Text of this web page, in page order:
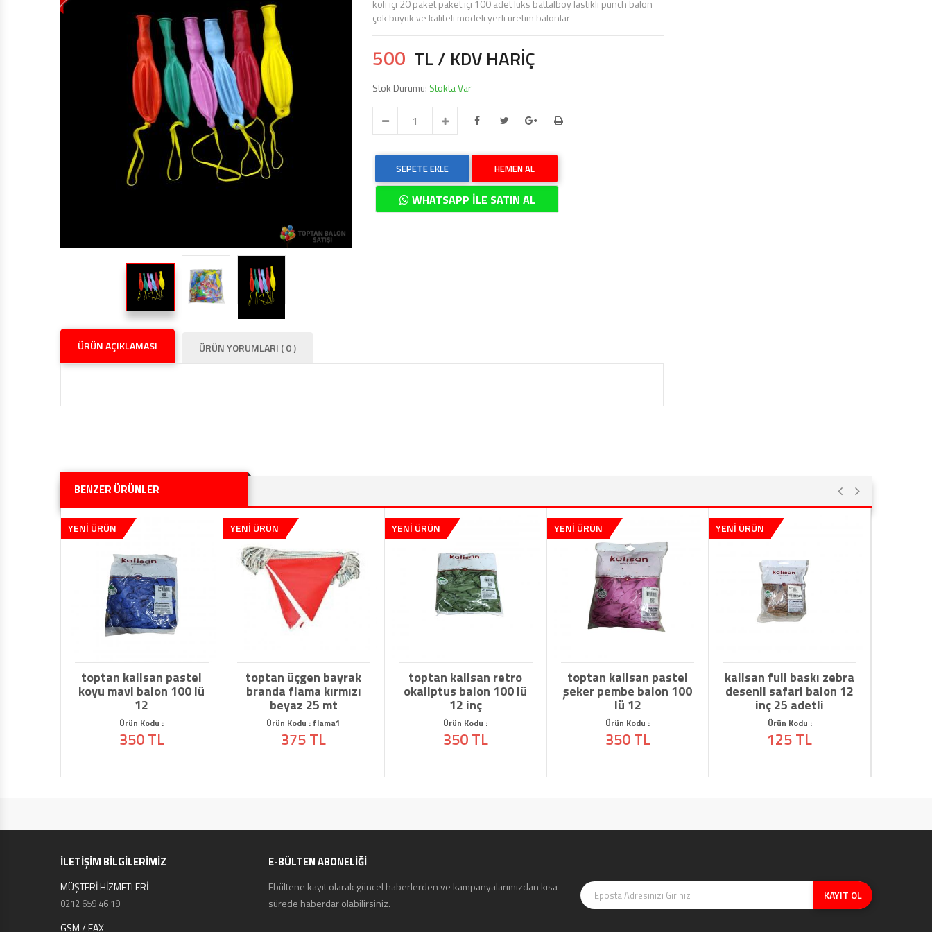
BALON ŞIŞIRME MAKINALARI
IŞIKLI BALON,LED IŞIKLI BALON
koli içi 20 paket paket içi 100 adet lüks battalboy lastikli punch balon
çok büyük ve kaliteli modeli yerli üretim balonlar
500 TL / KDV HARİÇ
Stok Durumu: Stokta Var
SEPETE EKLE HEMEN AL
WHATSAPP İLE SATIN AL
ÜRÜN AÇIKLAMASI ÜRÜN YORUMLARI ( 0 )
BENZER ÜRÜNLER
YENİ ÜRÜN
toptan kalisan pastel
koyu mavi balon 100 lü
12
Ürün Kodu :
350 TL
YENİ ÜRÜN
toptan üçgen bayrak
branda flama kırmızı
beyaz 25 mt
Ürün Kodu : flama1
375 TL
YENİ ÜRÜN
toptan kalisan retro
okaliptus balon 100 lü
12 inç
Ürün Kodu :
350 TL
YENİ ÜRÜN
toptan kalisan pastel
şeker pembe balon 100
lü 12
Ürün Kodu :
350 TL
YENİ ÜRÜN
kalisan full baskı zebra
desenli safari balon 12
inç 25 adetli
Ürün Kodu :
125 TL
İLETİŞİM BİLGİLERİMİZ
MÜŞTERİ HİZMETLERİ
0212 659 46 19
GSM / FAX
E-BÜLTEN ABONELİĞİ
Ebültene kayıt olarak güncel haberlerden ve kampanyalarımızdan kısa
sürede haberdar olabilirsiniz.
KAYIT OL